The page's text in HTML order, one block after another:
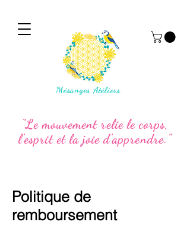
Mésanges Atéliers
“Le mouvement relie le corps,
l’esprit et la joie d’apprendre.”
Politique de
remboursement